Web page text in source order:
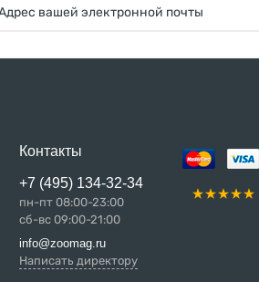
Контакты
+7 (495) 134-32-34
пн-пт 08:00-23:00
сб-вс 09:00-21:00
info@zoomag.ru
Написать директору